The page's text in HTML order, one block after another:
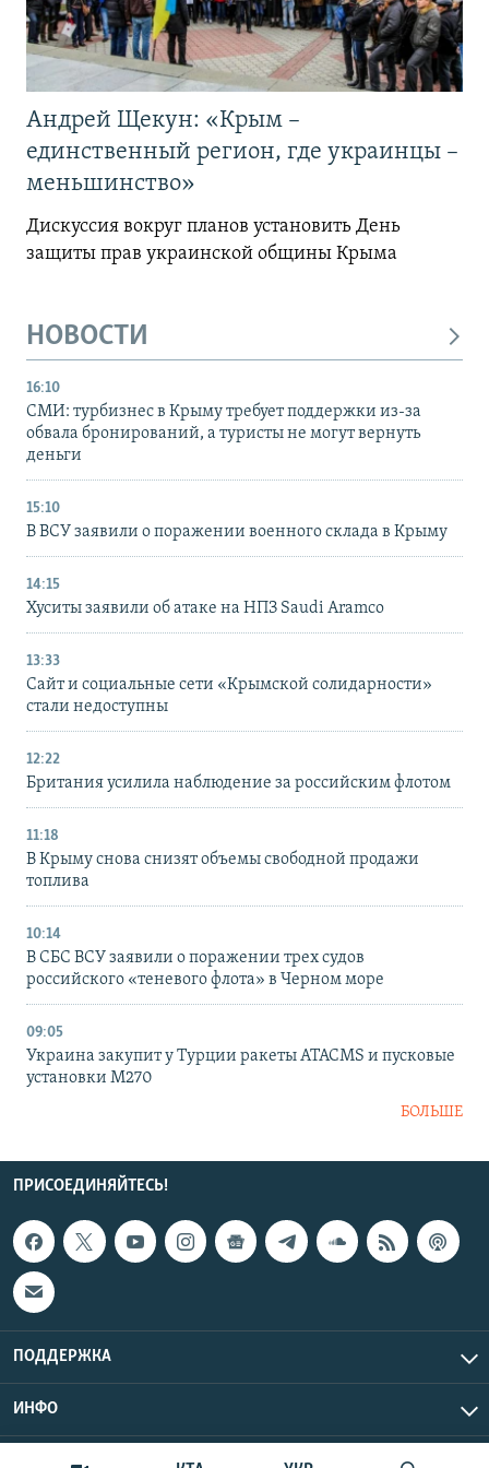
Андрей Щекун: «Крым –
единственный регион, где украинцы –
меньшинство»
Дискуссия вокруг планов установить День
защиты прав украинской общины Крыма
НОВОСТИ
16:10
СМИ: турбизнес в Крыму требует поддержки из-за
обвала бронирований, а туристы не могут вернуть
деньги
15:10
В ВСУ заявили о поражении военного склада в Крыму
14:15
Хуситы заявили об атаке на НПЗ Saudi Aramco
13:33
Сайт и социальные сети «Крымской солидарности»
стали недоступны
12:22
Британия усилила наблюдение за российским флотом
11:18
В Крыму снова снизят объемы свободной продажи
топлива
10:14
В СБС ВСУ заявили о поражении трех судов
российского «теневого флота» в Черном море
09:05
Украина закупит у Турции ракеты ATACMS и пусковые
установки M270
БОЛЬШЕ
ПРИСОЕДИНЯЙТЕСЬ!
ПОДДЕРЖКА
ИНФО